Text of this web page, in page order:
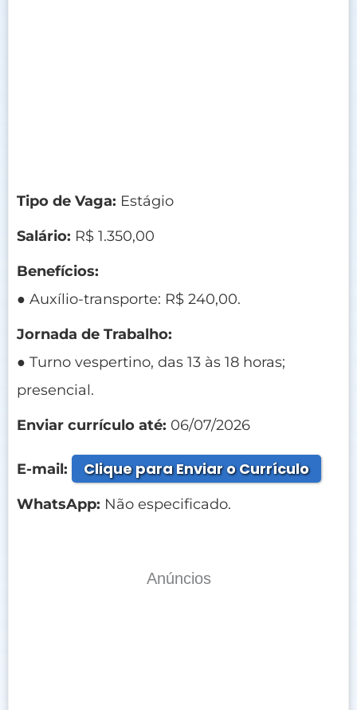
Tipo de Vaga: Estágio
Salário: R$ 1.350,00
Benefícios:
● Auxílio-transporte: R$ 240,00.
Jornada de Trabalho:
● Turno vespertino, das 13 às 18 horas;
presencial.
Enviar currículo até: 06/07/2026
E-mail: Clique para Enviar o Currículo
WhatsApp: Não especificado.
Anúncios